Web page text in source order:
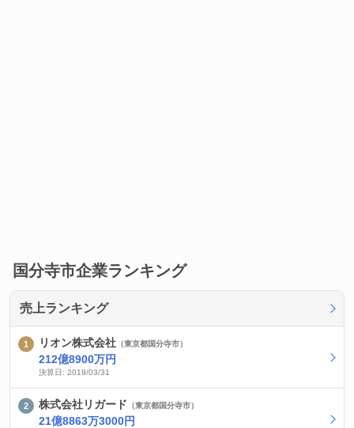
国分寺市企業ランキング
売上ランキング
リオン株式会社 （東京都国分寺市）
212億8900万円
決算日: 2019/03/31
株式会社リガード （東京都国分寺市）
21億8863万3000円